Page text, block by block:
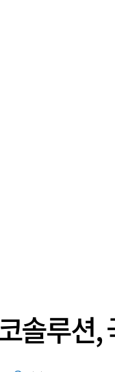
솔루션,